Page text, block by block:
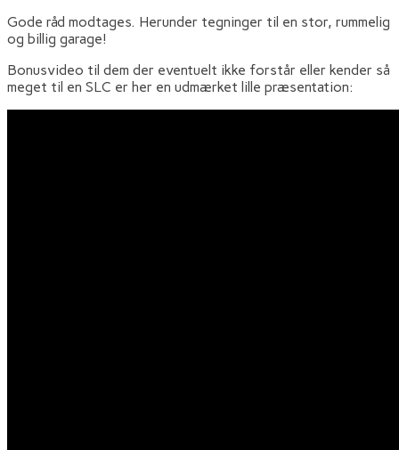
Gode råd modtages. Herunder tegninger til en stor, rummelig
og billig garage!
Bonusvideo til dem der eventuelt ikke forstår eller kender så
meget til en SLC er her en udmærket lille præsentation: